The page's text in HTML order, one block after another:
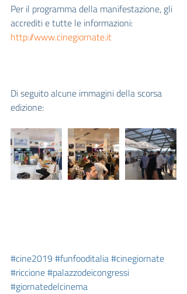
Per il programma della manifestazione, gli
accrediti e tutte le informazioni:
http://www.cinegiornate.it
Di seguito alcune immagini della scorsa
edizione:
#cine2019 #funfooditalia#cinegiornate
#riccione#palazzodeicongressi
#giornatedelcinema